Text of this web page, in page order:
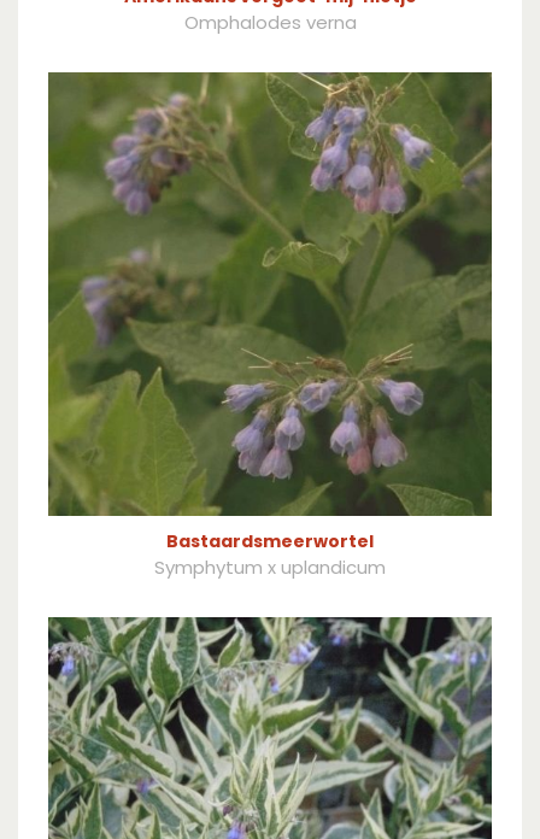
Omphalodes verna
Bastaardsmeerwortel
Symphytum x uplandicum